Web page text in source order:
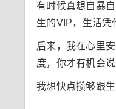
有时候真想自暴
生的VIP，生活凭
后来，我在心里
度，你才有机会说
我想快点攒够跟